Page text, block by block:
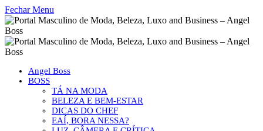
Fechar Menu
Angel Boss
BOSS
TÁ NA MODA
BELEZA E BEM-ESTAR
DICAS DO CHEF
EAÍ, BORA NESSA?